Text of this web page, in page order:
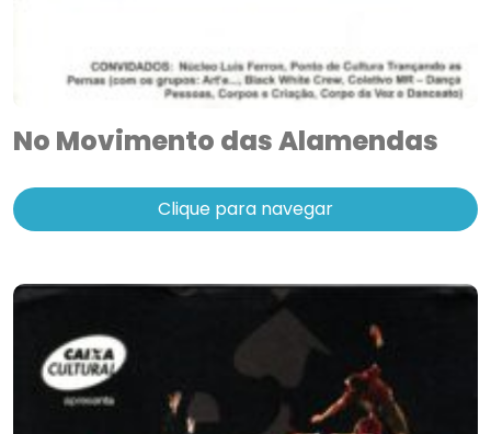
No Movimento das Alamendas
Clique para navegar